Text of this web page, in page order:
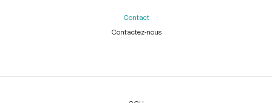
Contact
Contactez-nous
Légal